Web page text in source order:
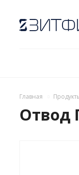
Главная
Отвод